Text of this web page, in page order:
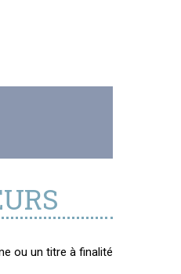
ou un titre à finalité